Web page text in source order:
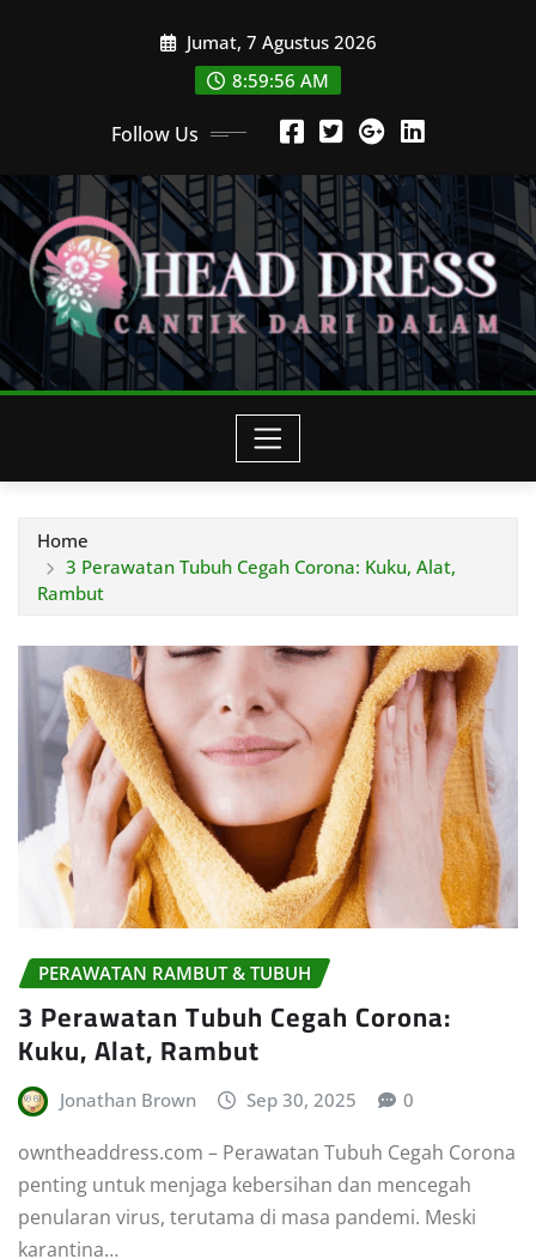
Jumat, 7 Agustus 2026
8:59:57 AM
Follow Us
Home
3 Perawatan Tubuh Cegah Corona: Kuku, Alat,
Rambut
PERAWATAN RAMBUT & TUBUH
3 Perawatan Tubuh Cegah Corona:
Kuku, Alat, Rambut
Jonathan Brown Sep 30, 2025 0
owntheaddress.com – Perawatan Tubuh Cegah Corona
penting untuk menjaga kebersihan dan mencegah
penularan virus, terutama di masa pandemi. Meski
karantina…